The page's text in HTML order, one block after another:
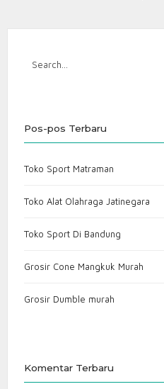
Pos-pos Terbaru
Toko Sport Matraman
Toko Alat Olahraga Jatinegara
Toko Sport Di Bandung
Grosir Cone Mangkuk Murah
Grosir Dumble murah
Komentar Terbaru